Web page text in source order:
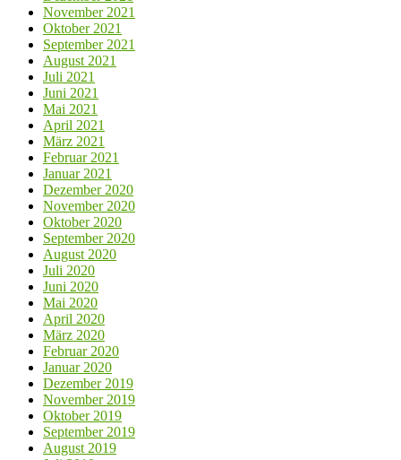
November 2021
Oktober 2021
September 2021
August 2021
Juli 2021
Juni 2021
Mai 2021
April 2021
März 2021
Februar 2021
Januar 2021
Dezember 2020
November 2020
Oktober 2020
September 2020
August 2020
Juli 2020
Juni 2020
Mai 2020
April 2020
März 2020
Februar 2020
Januar 2020
Dezember 2019
November 2019
Oktober 2019
September 2019
August 2019